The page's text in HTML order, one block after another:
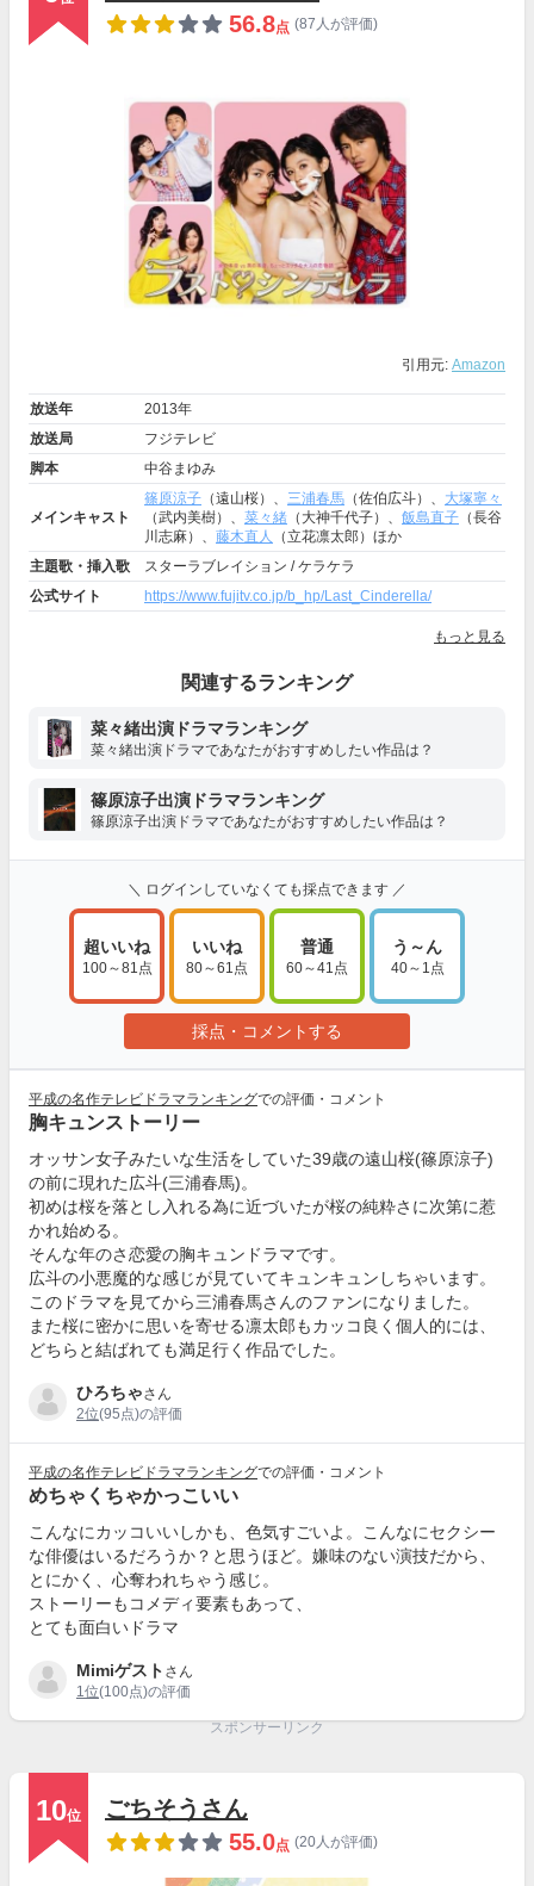
56.8点 (87人が評価)
引用元: Amazon
放送年
2013年
放送局
フジテレビ
脚本
中谷まゆみ
メインキャスト
篠原涼子 （遠山桜）、 三浦春馬 （佐伯広斗）、 大塚寧々
（武内美樹）、 菜々緒 （大神千代子）、 飯島直子 （長谷
川志麻）、 藤木直人
（立花凛太郎）ほか
主題歌・挿入歌
スターラブレイション / ケラケラ
公式サイト
https://www.fujitv.co.jp/b_hp/Last_Cinderella/
もっと見る
関連するランキング
菜々緒出演ドラマランキング
菜々緒出演ドラマであなたがおすすめしたい作品は？
篠原涼子出演ドラマランキング
篠原涼子出演ドラマであなたがおすすめしたい作品は？
＼ ログインしていなくても採点できます ／
超いいね
100～81点
いいね
80～61点
普通
60～41点
う～ん
40～1点
採点・コメントする
平成の名作テレビドラマランキングでの評価・コメント
胸キュンストーリー
オッサン女子みたいな生活をしていた39歳の遠山桜(篠原涼子)
の前に現れた広斗(三浦春馬)。
初めは桜を落とし入れる為に近づいたが桜の純粋さに次第に惹
かれ始める。
そんな年のさ恋愛の胸キュンドラマです。
広斗の小悪魔的な感じが見ていてキュンキュンしちゃいます。
このドラマを見てから三浦春馬さんのファンになりました。
また桜に密かに思いを寄せる凛太郎もカッコ良く個人的には、
どちらと結ばれても満足行く作品でした。
ひろちゃさん
2位(95点)の評価
平成の名作テレビドラマランキングでの評価・コメント
めちゃくちゃかっこいい
こんなにカッコいいしかも、色気すごいよ。こんなにセクシー
な俳優はいるだろうか？と思うほど。嫌味のない演技だから、
とにかく、心奪われちゃう感じ。
ストーリーもコメディ要素もあって、
とても面白いドラマ
Mimiゲスト さん
1位(100点)の評価
スポンサーリンク
10位
ごちそうさん
55.0点 (20人が評価)